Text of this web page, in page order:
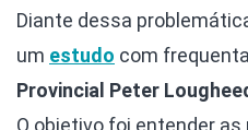
Diante dessa
um estudo com
Provincial Peter
O objetivo foi entender